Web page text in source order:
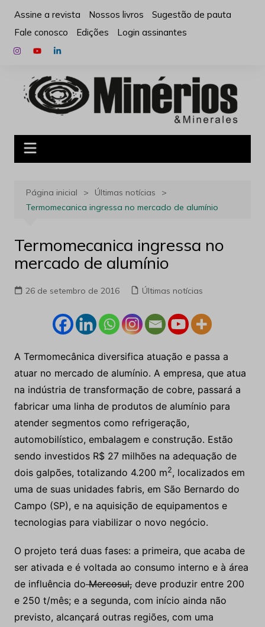
para
conteúdo
Assine a revista Nossos livros
Sugestão de pauta
Fale conosco
Edições Login assinantes
Página inicial
Últimas notícias
Termomecanica ingressa no mercado de alumínio
Termomecanica ingressa no
mercado de alumínio
26 de setembro de 2016 Últimas notícias
A Termomecânica diversifica atuação e passa a
atuar no mercado de alumínio. A empresa, que atua
na indústria de transformação de cobre, passará a
fabricar uma linha de produtos de alumínio para
atender segmentos como refrigeração,
automobilístico, embalagem e construção. Estão
sendo investidos R$ 27 milhões na adequação de
dois galpões, totalizando 4.200 m2, localizados em
uma de suas unidades fabris, em São Bernardo do
Campo (SP), e na aquisição de equipamentos e
tecnologias para viabilizar o novo negócio.
O projeto terá duas fases: a primeira, que acaba de
ser ativada e é voltada ao consumo interno e à área
de influência doMercosul,deve produzir entre 200
e 250 t/mês; e a segunda, com início ainda não
previsto, alcançará outras regiões, com uma